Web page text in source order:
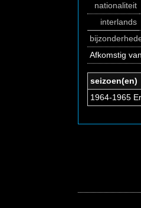
nationaliteit
interlands
Afkomstig
seizoen(en)
1964-1965